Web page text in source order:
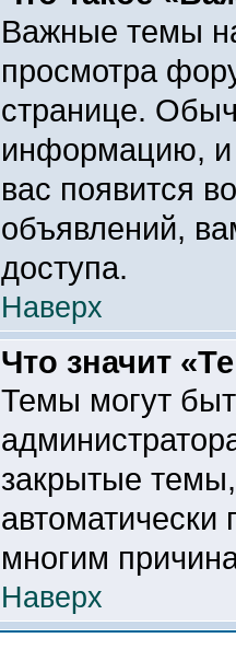
Важные темы
просмотра
странице.
информацию, и
вас появится
объявлений,
доступа.
Наверх
Что значит
Темы могут
закрытые
многим
Наверх